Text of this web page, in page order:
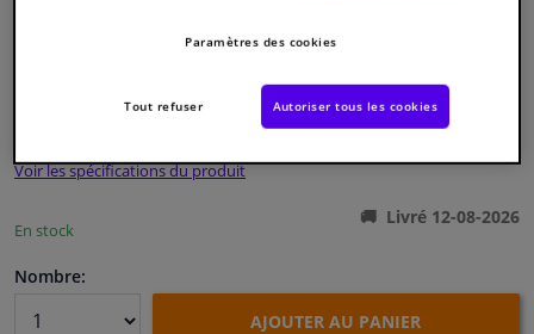
Styling & Performance
Nettoyage & protection
Atelier & outils
Camping-car, moto & vélo
Promotions et réductions
Numéro de produit d'origine:
0123604
12842
TTC
Voir les spécifications du produit
En stock
Livré 12-08-2026
Nombre:
AJOUTER AU PANIER
Paramètres des cookies
Tout refuser Autoriser tous les cookies